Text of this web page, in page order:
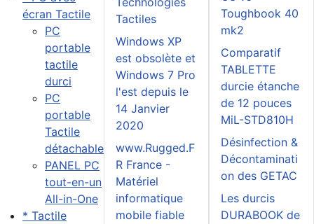
écran Tactile
PC
portable
tactile
durci
PC
portable
Tactile
détachable
PANEL PC
tout-en-un
All-in-One
* Tactile
Tactiles
Windows XP
est obsolète et
Windows 7 Pro
l'est depuis le
14 Janvier
2020
www.Rugged.F
R France -
Matériel
informatique
mobile fiable
Toughbook 40
mk2
Comparatif
TABLETTE
durcie étanche
de 12 pouces
MiL-STD810H
Désinfection &
Décontaminati
on des GETAC
Les durcis
DURABOOK de